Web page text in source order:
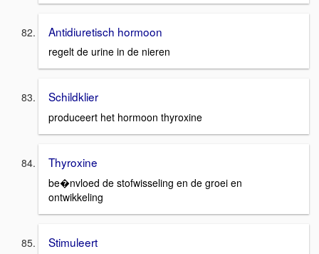
Antidiuretisch hormoon
regelt de urine in de nieren
Schildklier
produceert het hormoon thyroxine
Thyroxine
be�nvloed de stofwisseling en de groei en
ontwikkeling
Stimuleert